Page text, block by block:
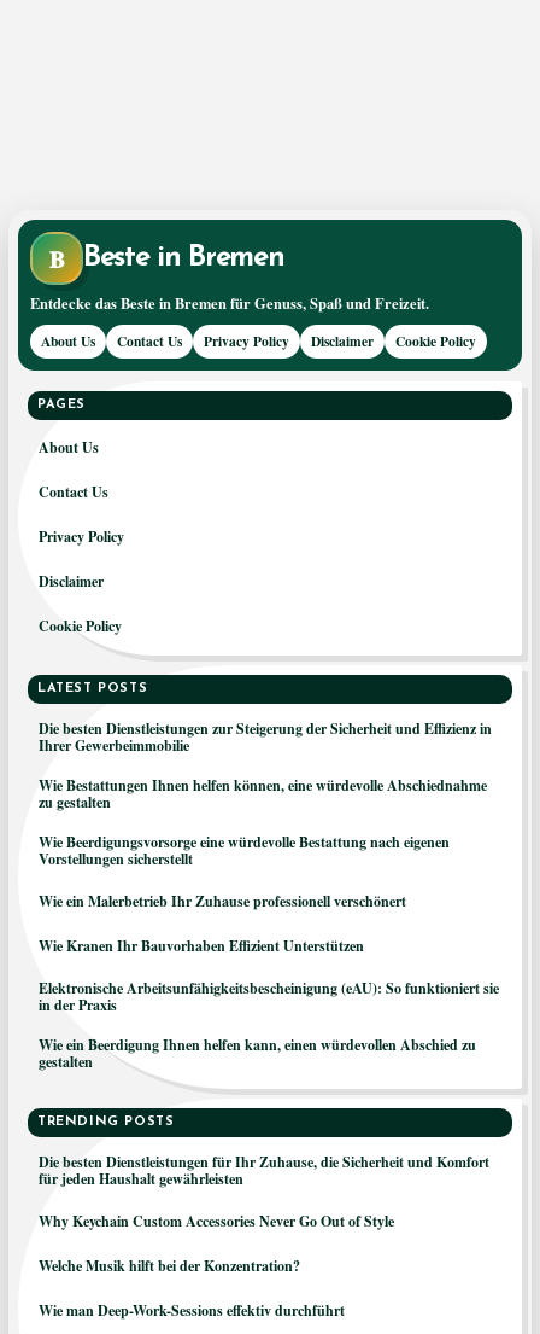
B Beste in Bremen
Entdecke das Beste in Bremen für Genuss, Spaß und Freizeit.
About Us Contact Us Privacy Policy Disclaimer Cookie Policy
PAGES
About Us
Contact Us
Privacy Policy
Disclaimer
Cookie Policy
LATEST POSTS
Die besten Dienstleistungen zur Steigerung der Sicherheit und Effizienz in
Ihrer Gewerbeimmobilie
Wie Bestattungen Ihnen helfen können, eine würdevolle Abschiednahme
zu gestalten
Wie Beerdigungsvorsorge eine würdevolle Bestattung nach eigenen
Vorstellungen sicherstellt
Wie ein Malerbetrieb Ihr Zuhause professionell verschönert
Wie Kranen Ihr Bauvorhaben Effizient Unterstützen
Elektronische Arbeitsunfähigkeitsbescheinigung (eAU): So funktioniert sie
in der Praxis
Wie ein Beerdigung Ihnen helfen kann, einen würdevollen Abschied zu
gestalten
TRENDING POSTS
Die besten Dienstleistungen für Ihr Zuhause, die Sicherheit und Komfort
für jeden Haushalt gewährleisten
Why Keychain Custom Accessories Never Go Out of Style
Welche Musik hilft bei der Konzentration?
Wie man Deep-Work-Sessions effektiv durchführt